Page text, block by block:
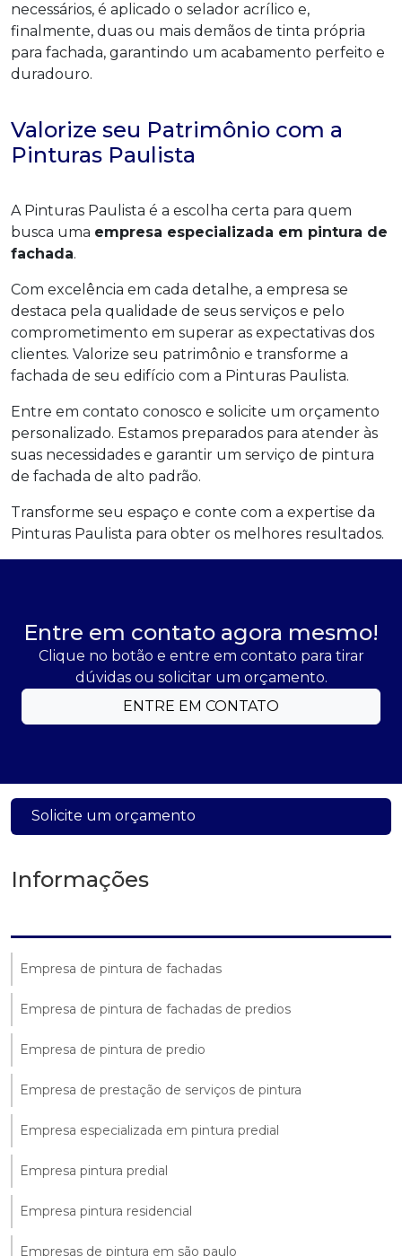
necessários, é aplicado o selador acrílico e,
finalmente, duas ou mais demãos de tinta própria
para fachada, garantindo um acabamento perfeito e
duradouro.
Valorize seu Patrimônio com a
Pinturas Paulista
A Pinturas Paulista é a escolha certa para quem
busca uma empresa especializada em pintura de
fachada.
Com excelência em cada detalhe, a empresa se
destaca pela qualidade de seus serviços e pelo
comprometimento em superar as expectativas dos
clientes. Valorize seu patrimônio e transforme a
fachada de seu edifício com a Pinturas Paulista.
Entre em contato conosco e solicite um orçamento
personalizado. Estamos preparados para atender às
suas necessidades e garantir um serviço de pintura
de fachada de alto padrão.
Transforme seu espaço e conte com a expertise da
Pinturas Paulista para obter os melhores resultados.
Entre em contato agora mesmo!
Clique no botão e entre em contato para tirar
dúvidas ou solicitar um orçamento.
ENTRE EM CONTATO
Solicite um orçamento
Informações
Empresa de pintura de fachadas
Empresa de pintura de fachadas de predios
Empresa de pintura de predio
Empresa de prestação de serviços de pintura
Empresa especializada em pintura predial
Empresa pintura predial
Empresa pintura residencial
Empresas de pintura em são paulo